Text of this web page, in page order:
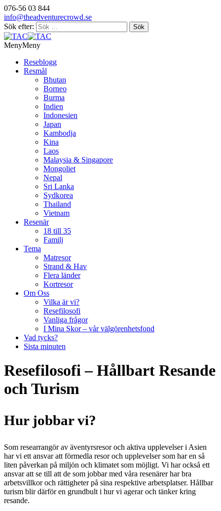
076-56 03 844
info@theadventurecrowd.se
Sök efter:
MenyMeny
Reseblogg
Resmål
Bhutan
Borneo
Burma
Indien
Indonesien
Japan
Kambodja
Kina
Laos
Malaysia & Singapore
Mongoliet
Nepal
Sri Lanka
Sydkorea
Thailand
Vietnam
Resenär
18 till 35
Familj
Tema
Matresor
Strand & Hav
Flera länder
Kortresor
Om Oss
Vilka är vi?
Resefilosofi
Vanliga frågor
I Mina Skor – vår välgörenhetsfond
Vad tycks?
Sista minuten
Resefilosofi – Hållbart Resande
och Turism
Hur jobbar vi?
Som researrangör av äventyrsresor och aktiva upplevelser i Asien
har vi ett ansvar att förmedla resor och upplevelser som har en så
liten påverkan på miljön och klimatet som möjligt. Vi har också ett
ansvar att se till att de som jobbar med våra resenärer har bra
arbetsvillkor och rättigheter på sina respektive arbetsplatser. Hållbar
turism blir därför en grundbult i hur vi agerar och tänker kring
resande.